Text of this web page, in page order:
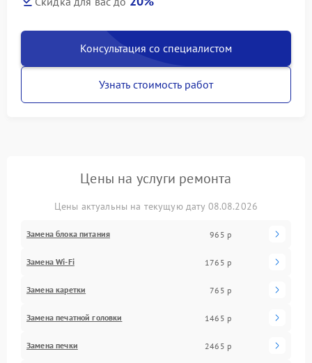
Консультация со специалистом
Узнать стоимость работ
Цены на услуги ремонта
Цены актуальны на текущую дату 08.08.2026
Замена блока питания 965 р
Замена Wi-Fi 1765 р
Замена каретки 765 р
Замена печатной головки 1465 р
Замена печки 2465 р